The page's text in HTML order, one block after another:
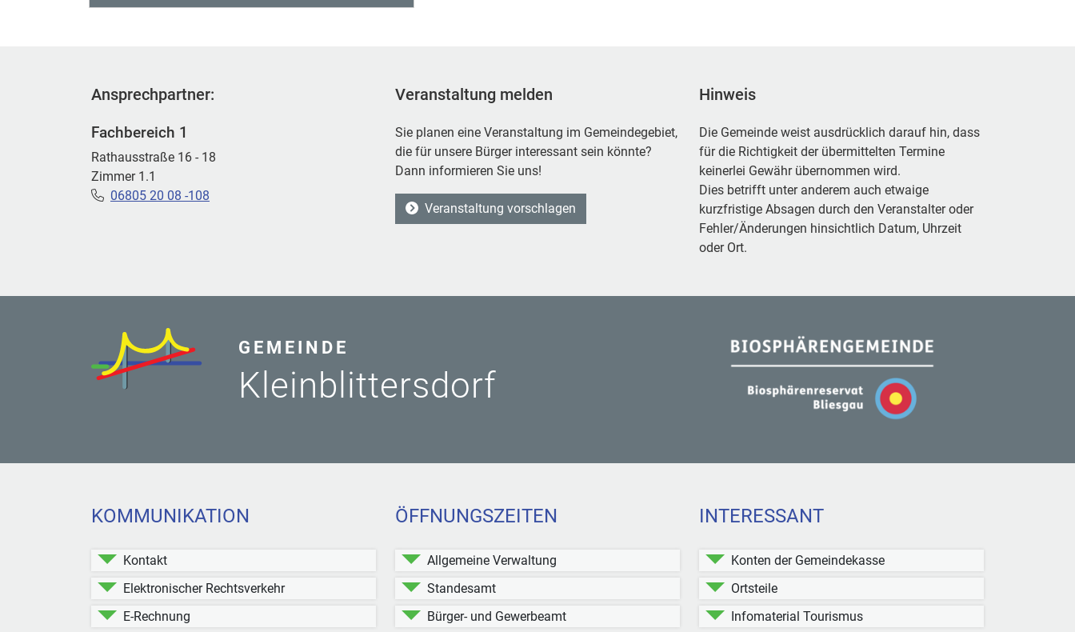
Ansprechpartner:
Fachbereich 1
Rathausstraße 16 - 18
Zimmer 1.1
06805 20 08 -108
Veranstaltung melden
Sie planen eine Veranstaltung im Gemeindegebiet,
die für unsere Bürger interessant sein könnte?
Dann informieren Sie uns!
Veranstaltung vorschlagen
Hinweis
Die Gemeinde weist ausdrücklich darauf hin, dass
für die Richtigkeit der übermittelten Termine
keinerlei Gewähr übernommen wird.
Dies betrifft unter anderem auch etwaige
kurzfristige Absagen durch den Veranstalter oder
Fehler/Änderungen hinsichtlich Datum, Uhrzeit
oder Ort.
GEMEINDE
Kleinblittersdorf
KOMMUNIKATION
Kontakt
Elektronischer Rechtsverkehr
E-Rechnung
ÖFFNUNGSZEITEN
Allgemeine Verwaltung
Standesamt
Bürger- und Gewerbeamt
INTERESSANT
Konten der Gemeindekasse
Ortsteile
Infomaterial Tourismus